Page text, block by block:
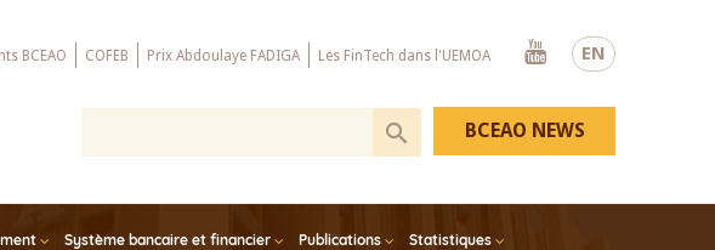
EN
BCEAO COFEB Prix Abdoulaye FADIGA Les FinTech dans l'UEMOA
Youtube
Système bancaire et financier Publications Statistiques
BCEAO NEWS